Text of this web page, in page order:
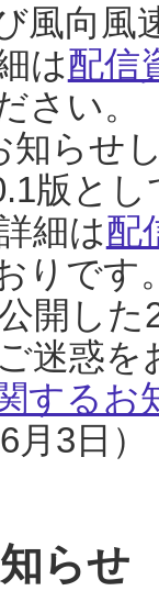
風向風
は配信
さい。
知らせ
版と
細は配
りです
開し
迷惑
するお
3日）
らせ